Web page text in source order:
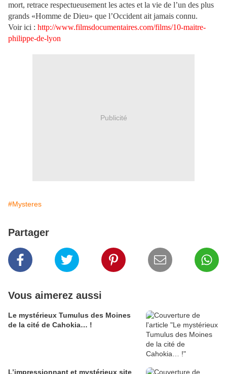
mort, retrace respectueusement les actes et la vie de l’un des plus
grands «Homme de Dieu» que l’Occident ait jamais connu.
Voir ici : http://www.filmsdocumentaires.com/films/10-maitre-
philippe-de-lyon
Publicité
#Mysteres
Partager
Vous aimerez aussi
Le mystérieux Tumulus des Moines
de la cité de Cahokia… !
L’impressionnant et mystérieux site